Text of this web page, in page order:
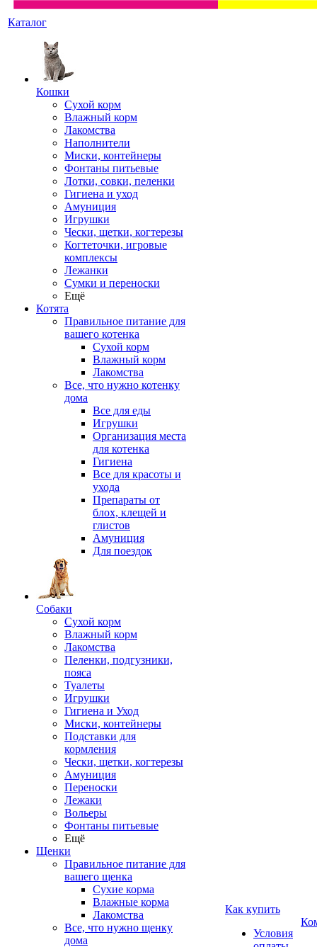
Каталог
Кошки
Сухой корм
Влажный корм
Лакомства
Наполнители
Миски, контейнеры
Фонтаны питьевые
Лотки, совки, пеленки
Гигиена и уход
Амуниция
Игрушки
Чески, щетки, когтерезы
Когтеточки, игровые
комплексы
Лежанки
Сумки и переноски
Ещё
Котята
Правильное питание для
вашего котенка
Сухой корм
Влажный корм
Лакомства
Все, что нужно котенку
дома
Все для еды
Игрушки
Организация места
для котенка
Гигиена
Все для красоты и
ухода
Препараты от
блох, клещей и
глистов
Амуниция
Для поездок
Собаки
Сухой корм
Влажный корм
Лакомства
Пеленки, подгузники,
пояса
Туалеты
Игрушки
Гигиена и Уход
Миски, контейнеры
Подставки для
кормления
Чески, щетки, когтерезы
Амуниция
Переноски
Лежаки
Вольеры
Фонтаны питьевые
Ещё
Щенки
Правильное питание для
вашего щенка
Сухие корма
Влажные корма
Лакомства
Все, что нужно щенку
дома
Как купить
Условия